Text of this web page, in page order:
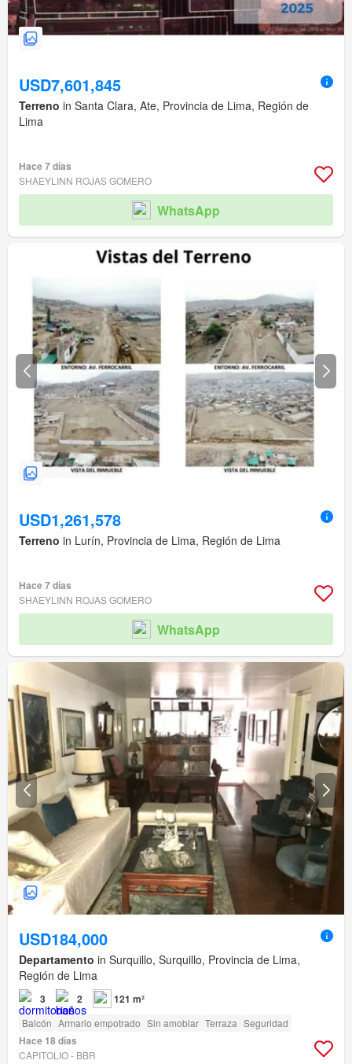
USD7,601,845
Terreno in Santa Clara, Ate, Provincia de Lima, Región de
Lima
Hace 7 días
SHAEYLINN ROJAS GOMERO
WhatsApp
USD1,261,578
Terreno in Lurín, Provincia de Lima, Región de Lima
Hace 7 días
SHAEYLINN ROJAS GOMERO
WhatsApp
USD184,000
Departamento in Surquillo, Surquillo, Provincia de Lima,
Región de Lima
3 2 121 m²
Balcón Armario empotrado Sin amoblar Terraza Seguridad
Hace 18 días
CAPITOLIO - BBR